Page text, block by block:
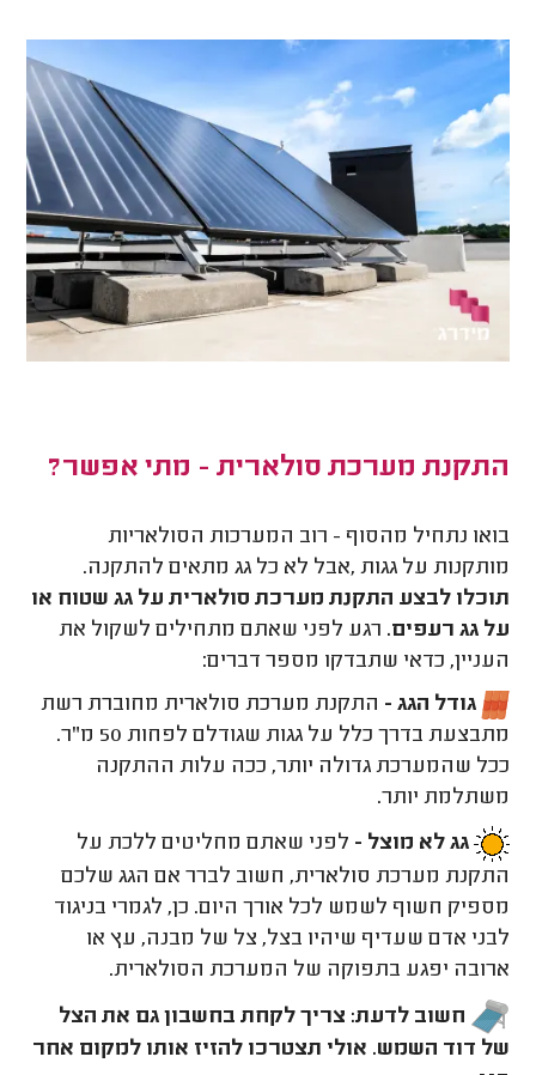
התקנת מערכת סולארית - מתי אפשר?
בואו נתחיל מהסוף - רוב המערכות הסולאריות
מותקנות על גגות ,אבל לא כל גג מתאים להתקנה.
תוכלו לבצע התקנת מערכת סולארית על גג שטוח או
על גג רעפים. רגע לפני שאתם מתחילים לשקול את
העניין, כדאי שתבדקו מספר דברים:
גודל הגג - התקנת מערכת סולארית מחוברת רשת
מתבצעת בדרך כלל על גגות שגודלם לפחות 50 מ"ר.
ככל שהמערכת גדולה יותר, ככה עלות ההתקנה
משתלמת יותר.
גג לא מוצל - לפני שאתם מחליטים ללכת על
התקנת מערכת סולארית, חשוב לברר אם הגג שלכם
מספיק חשוף לשמש לכל אורך היום. כן, לגמרי בניגוד
לבני אדם שעדיף שיהיו בצל, צל של מבנה, עץ או
ארובה יפגע בתפוקה של המערכת הסולארית.
חשוב לדעת: צריך לקחת בחשבון גם את הצל
של דוד השמש. אולי תצטרכו להזיז אותו למקום אחר